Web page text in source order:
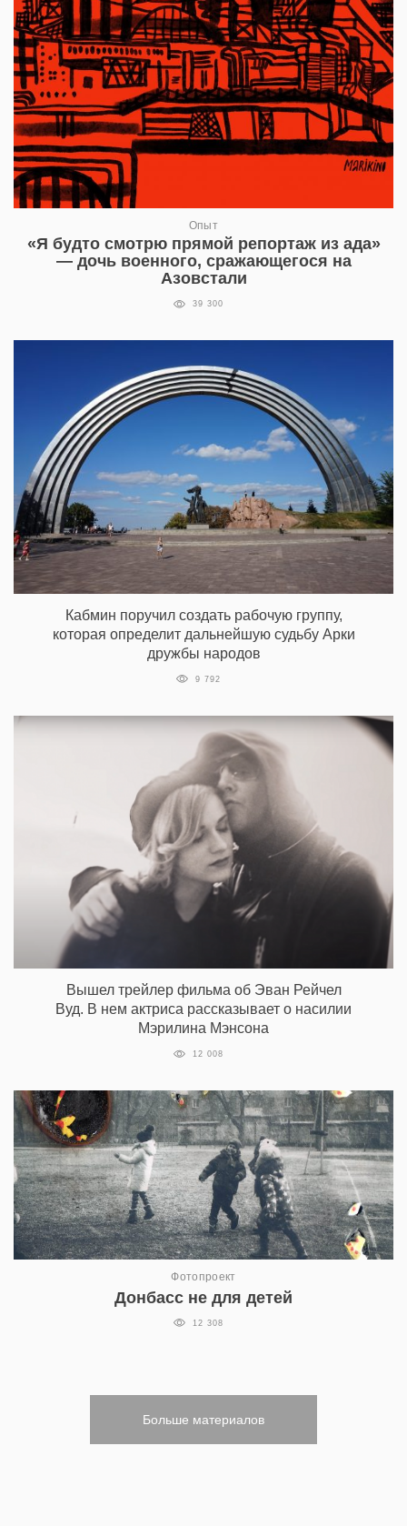
Опыт
«Я будто смотрю прямой репортаж из ада»
— дочь военного, сражающегося на
Азовстали
39 300
Кабмин поручил создать рабочую группу,
которая определит дальнейшую судьбу Арки
дружбы народов
9 792
Вышел трейлер фильма об Эван Рейчел
Вуд. В нем актриса рассказывает о насилии
Мэрилина Мэнсона
12 008
Фотопроект
Донбасс не для детей
12 308
Больше материалов